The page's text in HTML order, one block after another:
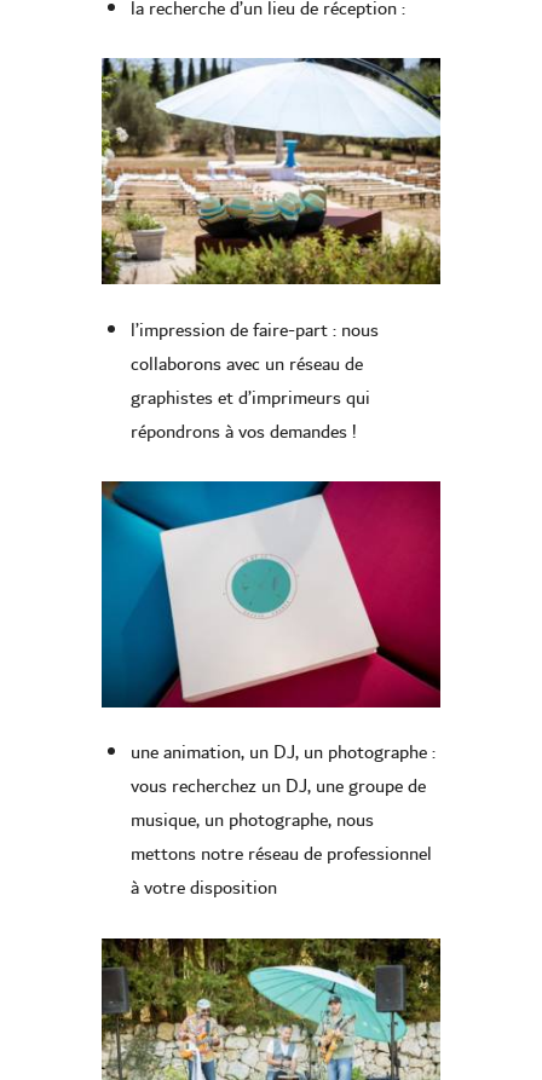
la recherche d’un lieu de réception :
l’impression de faire-part : nous
collaborons avec un réseau de
graphistes et d’imprimeurs qui
répondrons à vos demandes !
une animation, un DJ, un photographe :
vous recherchez un DJ, une groupe de
musique, un photographe, nous
mettons notre réseau de professionnel
à votre disposition